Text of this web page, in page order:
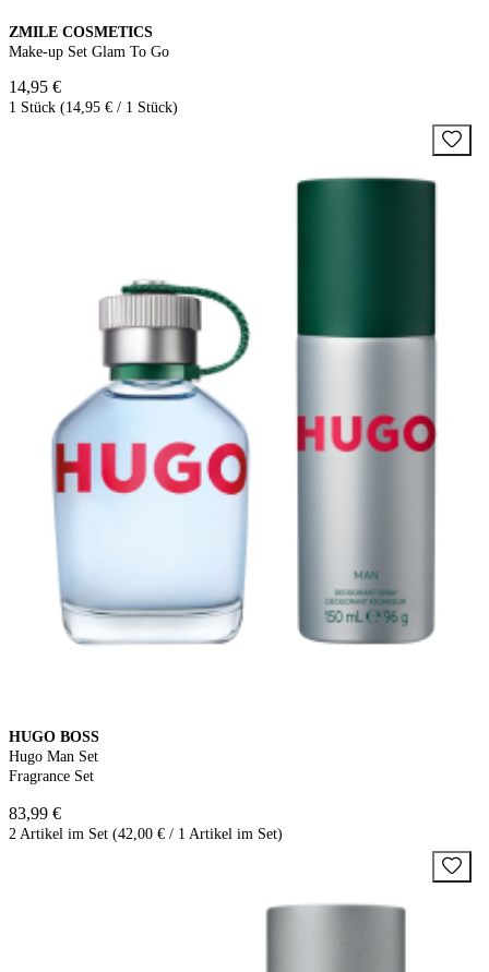
ZMILE COSMETICS
Make-up Set Glam To Go
14,95 €
1 Stück (14,95 € / 1 Stück)
HUGO BOSS
Hugo Man Set
Fragrance Set
83,99 €
2 Artikel im Set (42,00 € / 1 Artikel im Set)